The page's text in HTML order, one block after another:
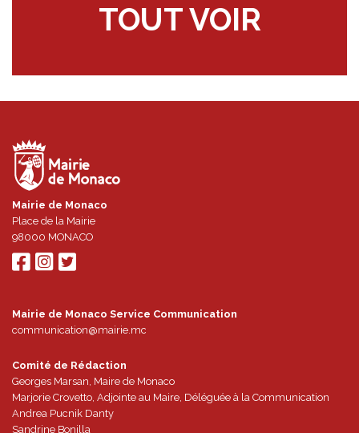
TOUT VOIR
Mairie de Monaco
Place de la Mairie
98000 MONACO
Mairie de Monaco Service Communication
communication@mairie.mc
Comité de Rédaction
Georges Marsan, Maire de Monaco
Marjorie Crovetto, Adjointe au Maire, Déléguée à la Communication
Andrea Pucnik Danty
Sandrine Bonilla